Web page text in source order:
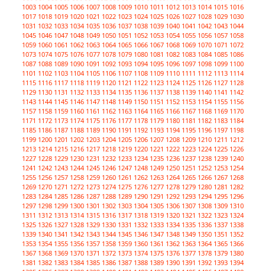
1003 1004 1005 1006 1007 1008 1009 1010 1011 1012 1013 1014 1015 1016
1017 1018 1019 1020 1021 1022 1023 1024 1025 1026 1027 1028 1029 1030
1031 1032 1033 1034 1035 1036 1037 1038 1039 1040 1041 1042 1043 1044
1045 1046 1047 1048 1049 1050 1051 1052 1053 1054 1055 1056 1057 1058
1059 1060 1061 1062 1063 1064 1065 1066 1067 1068 1069 1070 1071 1072
1073 1074 1075 1076 1077 1078 1079 1080 1081 1082 1083 1084 1085 1086
1087 1088 1089 1090 1091 1092 1093 1094 1095 1096 1097 1098 1099 1100
1101 1102 1103 1104 1105 1106 1107 1108 1109 1110 1111 1112 1113 1114
1115 1116 1117 1118 1119 1120 1121 1122 1123 1124 1125 1126 1127 1128
1129 1130 1131 1132 1133 1134 1135 1136 1137 1138 1139 1140 1141 1142
1143 1144 1145 1146 1147 1148 1149 1150 1151 1152 1153 1154 1155 1156
1157 1158 1159 1160 1161 1162 1163 1164 1165 1166 1167 1168 1169 1170
1171 1172 1173 1174 1175 1176 1177 1178 1179 1180 1181 1182 1183 1184
1185 1186 1187 1188 1189 1190 1191 1192 1193 1194 1195 1196 1197 1198
1199 1200 1201 1202 1203 1204 1205 1206 1207 1208 1209 1210 1211 1212
1213 1214 1215 1216 1217 1218 1219 1220 1221 1222 1223 1224 1225 1226
1227 1228 1229 1230 1231 1232 1233 1234 1235 1236 1237 1238 1239 1240
1241 1242 1243 1244 1245 1246 1247 1248 1249 1250 1251 1252 1253 1254
1255 1256 1257 1258 1259 1260 1261 1262 1263 1264 1265 1266 1267 1268
1269 1270 1271 1272 1273 1274 1275 1276 1277 1278 1279 1280 1281 1282
1283 1284 1285 1286 1287 1288 1289 1290 1291 1292 1293 1294 1295 1296
1297 1298 1299 1300 1301 1302 1303 1304 1305 1306 1307 1308 1309 1310
1311 1312 1313 1314 1315 1316 1317 1318 1319 1320 1321 1322 1323 1324
1325 1326 1327 1328 1329 1330 1331 1332 1333 1334 1335 1336 1337 1338
1339 1340 1341 1342 1343 1344 1345 1346 1347 1348 1349 1350 1351 1352
1353 1354 1355 1356 1357 1358 1359 1360 1361 1362 1363 1364 1365 1366
1367 1368 1369 1370 1371 1372 1373 1374 1375 1376 1377 1378 1379 1380
1381 1382 1383 1384 1385 1386 1387 1388 1389 1390 1391 1392 1393 1394